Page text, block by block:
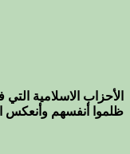
الأحزاب الاسلامية
ظلموا أنفسهم وأنعكس